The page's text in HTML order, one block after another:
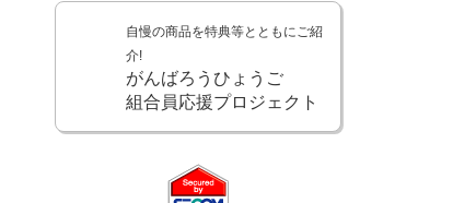
自慢の商品を特典等とともにご紹
介!
がんばろうひょうご
組合員応援プロジェクト